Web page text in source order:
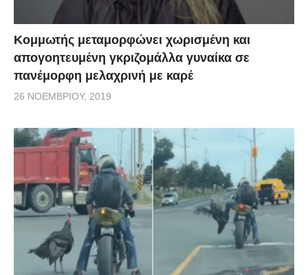
Κομμωτής μεταμορφώνει χωρισμένη και
απογοητευμένη γκριζομάλλα γυναίκα σε
πανέμορφη μελαχρινή με καρέ
26 ΝΟΕΜΒΡΊΟΥ, 2019